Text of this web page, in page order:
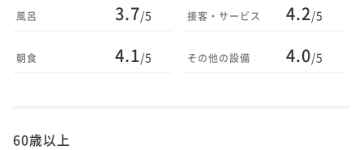
風呂 3.7/5
朝食 4.1/5
接客・サービス 4.2/5
その他の設備 4.0/5
60歳以上